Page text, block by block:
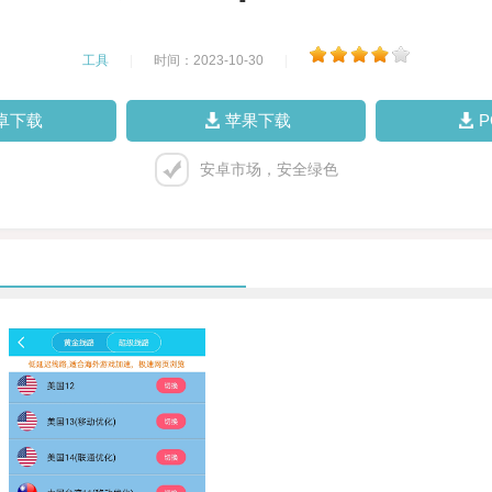
工具 时间：2023-10-30
下载 苹果下载
安卓市场，安全绿色